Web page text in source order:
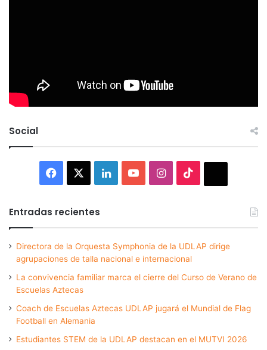
Social
Facebook LinkedInYouTubeInstagram
Entradas recientes
Directora de la Orquesta Symphonia de la UDLAP dirige
agrupaciones de talla nacional e internacional
La convivencia familiar marca el cierre del Curso de Verano de
Escuelas Aztecas
Coach de Escuelas Aztecas UDLAP jugará el Mundial de Flag
Football en Alemania
Estudiantes STEM de la UDLAP destacan en el MUTVI 2026